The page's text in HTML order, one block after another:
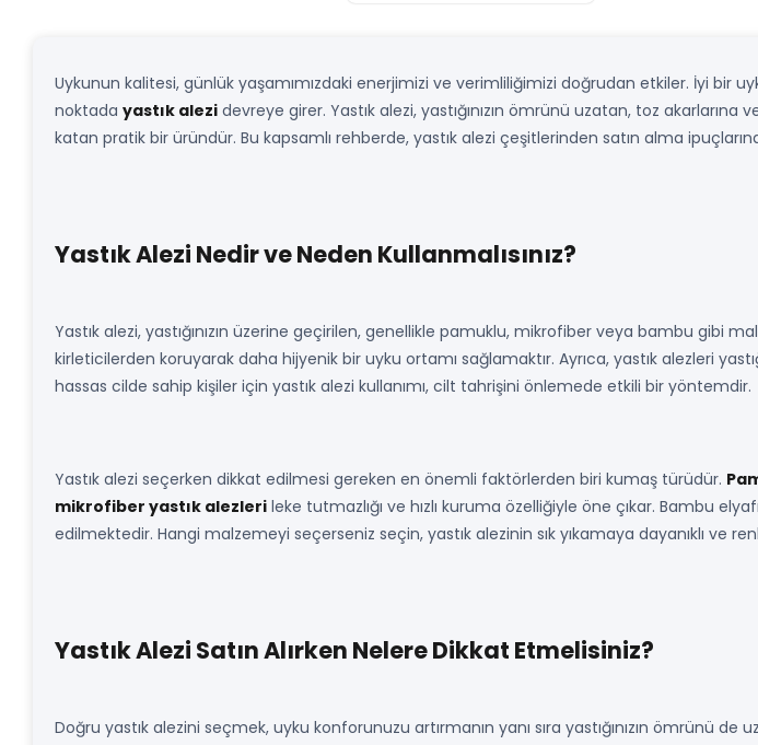
Uykunun kalitesi, günlük yaşamımızdaki enerjimizi ve verimliliğimizi doğrudan etkiler. İyi bir
noktada yastık alezi devreye girer. Yastık alezi, yastığınızın ömrünü uzatan, toz
katan pratik bir üründür. Bu kapsamlı rehberde, yastık alezi çeşitlerinden satın alma
Yastık Alezi Nedir ve Neden Kullanmalısınız?
Yastık alezi, yastığınızın üzerine geçirilen, genellikle pamuklu, mikrofiber veya bambu gibi
kirleticilerden koruyarak daha hijyenik bir uyku ortamı sağlamaktır. Ayrıca, yastık alezleri
hassas cilde sahip kişiler için yastık alezi kullanımı, cilt tahrişini önlemede etkili bir yöntemdir.
Yastık alezi seçerken dikkat edilmesi gereken en önemli faktörlerden biri kumaş türüdür.
mikrofiber yastık alezleri leke tutmazlığı ve hızlı kuruma özelliğiyle öne çıkar. Bambu
edilmektedir. Hangi malzemeyi seçerseniz seçin, yastık alezinin sık yıkamaya dayanıklı ve
Yastık Alezi Satın Alırken Nelere Dikkat Etmelisiniz?
Doğru yastık alezini seçmek, uyku konforunuzu artırmanın yanı sıra yastığınızın ömrünü